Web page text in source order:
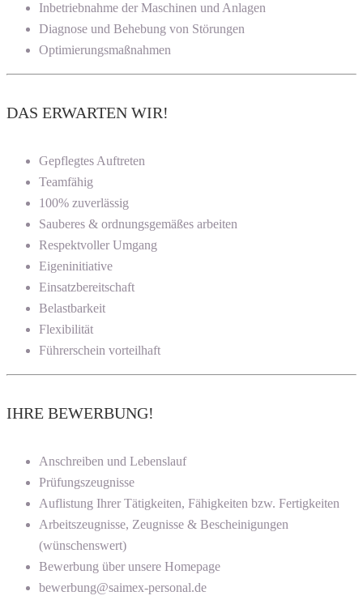
Inbetriebnahme der Maschinen und Anlagen
Diagnose und Behebung von Störungen
Optimierungsmaßnahmen
DAS ERWARTEN WIR!
Gepflegtes Auftreten
Teamfähig
100% zuverlässig
Sauberes & ordnungsgemäßes arbeiten
Respektvoller Umgang
Eigeninitiative
Einsatzbereitschaft
Belastbarkeit
Flexibilität
Führerschein vorteilhaft
IHRE BEWERBUNG!
Anschreiben und Lebenslauf
Prüfungszeugnisse
Auflistung Ihrer Tätigkeiten, Fähigkeiten bzw. Fertigkeiten
Arbeitszeugnisse, Zeugnisse & Bescheinigungen
(wünschenswert)
Bewerbung über unsere Homepage
bewerbung@saimex-personal.de